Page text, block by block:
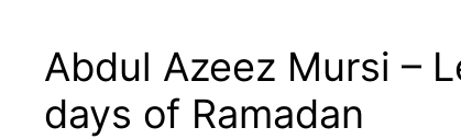
Abdul Azeez Mursi –
days of Ramadan